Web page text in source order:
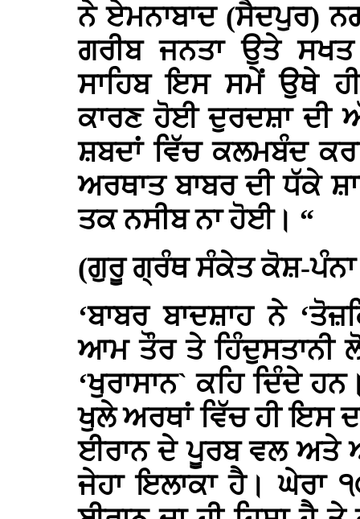
ਨੇ ਏਮਨਾਬਾਦ (ਸੈਦਪੁਰ)
ਗਰੀਬ ਜਨਤਾ ਉਤੇ
ਸਾਹਿਬ ਇਸ ਸਮੇਂ ਉਥੇ
ਕਾਰਣ ਹੋਈ ਦੁਰਦਸ਼ਾ ਦੀ
ਸ਼ਬਦਾਂ ਵਿੱਚ ਕਲਮਬੰਦ
ਅਰਥਾਤ ਬਾਬਰ ਦੀ ਧੱਕੇ
ਤਕ ਨਸੀਬ ਨਾ ਹੋਈ। “
(ਗੁਰੂ ਗ੍ਰੰਥ ਸੰਕੇਤ ਕੋਸ਼-ਪੰਨਾ
‘ਬਾਬਰ ਬਾਦਸ਼ਾਹ ਨੇ
ਆਮ ਤੌਰ ਤੇ ਹਿੰਦੁਸਤਾਨੀ
‘ਖੁਰਾਸਾਨ` ਕਹਿ ਦਿੰਦੇ
ਖੁਲੇ ਅਰਥਾਂ ਵਿੱਚ ਹੀ ਇਸ
ਈਰਾਨ ਦੇ ਪੂਰਬ ਵਲ ਅਤੇ
ਜੇਹਾ ਇਲਾਕਾ ਹੈ। ਘੇਰਾ